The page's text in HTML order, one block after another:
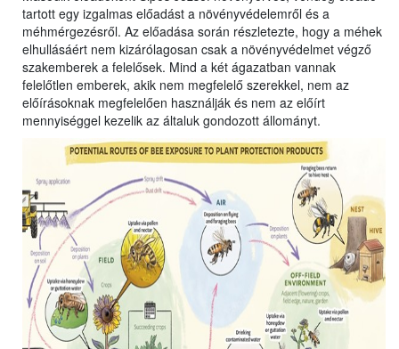
tartott egy izgalmas előadást a növényvédelemről és a
méhmérgezésről. Az előadása során részletezte, hogy a méhek
elhullásáért nem kizárólagosan csak a növényvédelmet végző
szakemberek a felelősek. Mind a két ágazatban vannak
felelőtlen emberek, akik nem megfelelő szerekkel, nem az
előírásoknak megfelelően használják és nem az előírt
mennyiséggel kezelik az általuk gondozott állományt.